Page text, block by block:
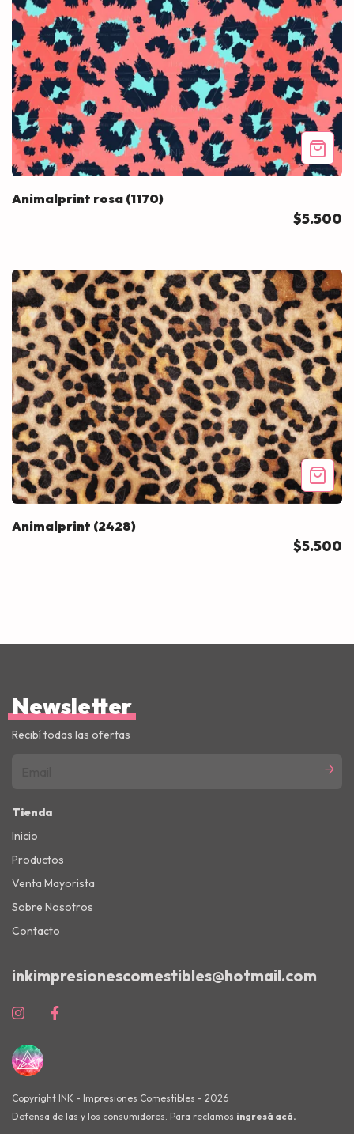
Animalprint rosa (1170)
$5.500
Animalprint (2428)
$5.500
Newsletter
Recibí todas las ofertas
Tienda
Inicio
Productos
Venta Mayorista
Sobre Nosotros
Contacto
inkimpresionescomestibles@hotmail.com
Copyright INK - Impresiones Comestibles - 2026
Defensa de las y los consumidores. Para reclamos ingresá acá.